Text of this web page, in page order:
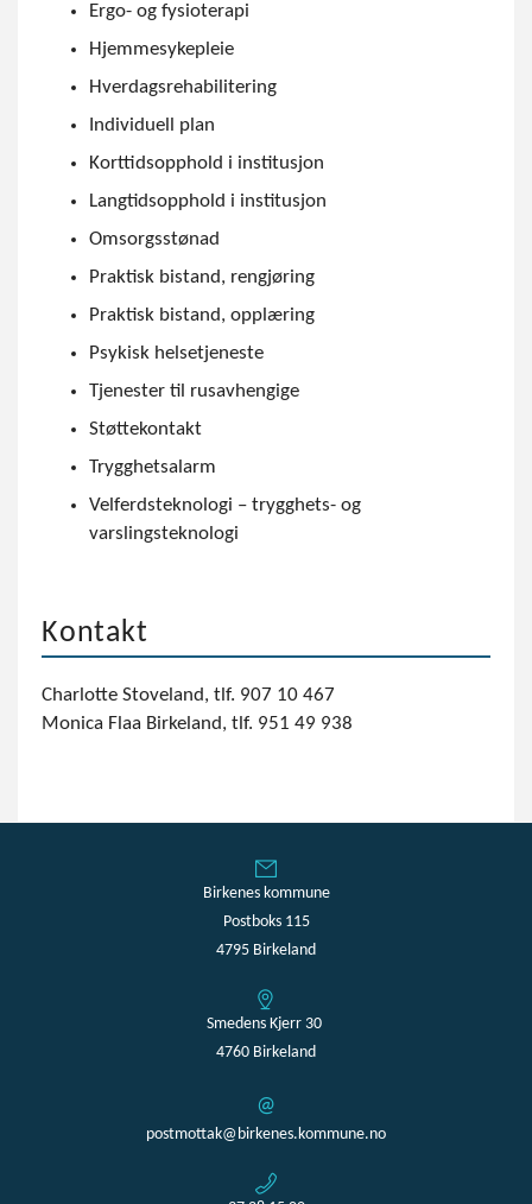
Ergo- og fysioterapi
Hjemmesykepleie
Hverdagsrehabilitering
Individuell plan
Korttidsopphold i institusjon
Langtidsopphold i institusjon
Omsorgsstønad
Praktisk bistand, rengjøring
Praktisk bistand, opplæring
Psykisk helsetjeneste
Tjenester til rusavhengige
Støttekontakt
Trygghetsalarm
Velferdsteknologi – trygghets- og
varslingsteknologi
Kontakt
Charlotte Stoveland, tlf. 907 10 467
Monica Flaa Birkeland, tlf. 951 49 938
Birkenes kommune
Postboks 115
4795 Birkeland
Smedens Kjerr 30
4760 Birkeland
postmottak@birkenes.kommune.no